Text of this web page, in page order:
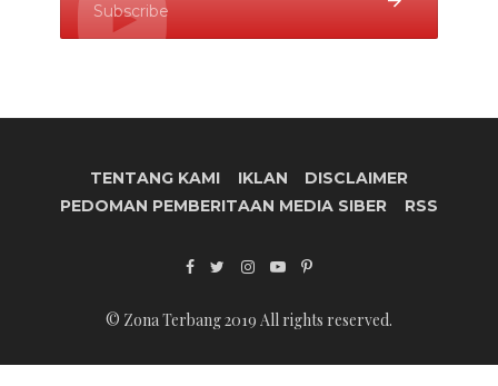
Subscribe
TENTANG KAMI IKLAN
DISCLAIMER
PEDOMAN PEMBERITAAN MEDIA SIBER
RSS
© Zona Terbang 2019 All rights reserved.